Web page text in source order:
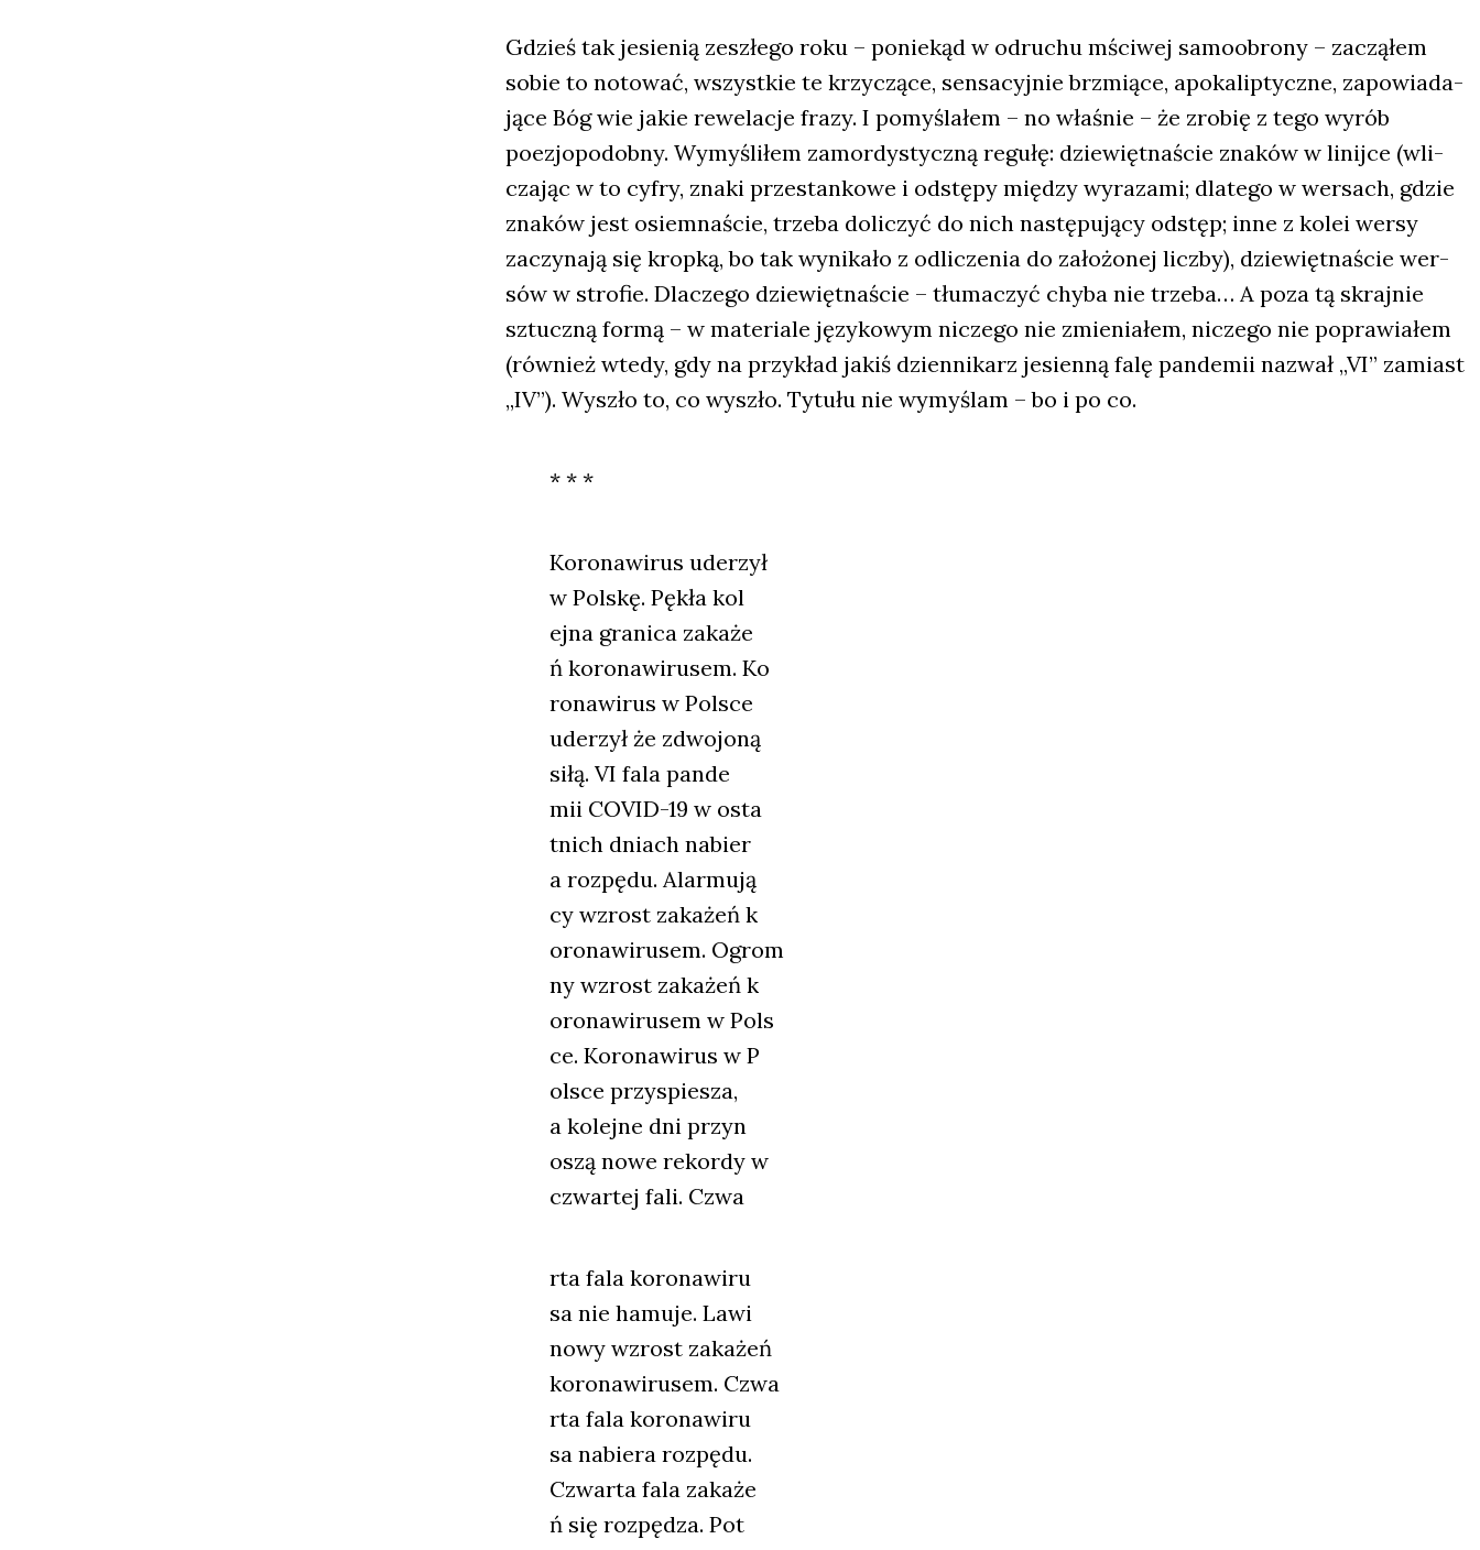
Gdzieś tak jesie­nią zeszłe­go roku – ponie­kąd w odru­chu mści­wej samo­obro­ny – zaczą­łem
sobie to noto­wać, wszyst­kie te krzy­czą­ce, sen­sa­cyj­nie brzmią­ce, apo­ka­lip­tycz­ne, zapo­wia­da­
ją­ce Bóg wie jakie rewe­la­cje fra­zy. I pomy­śla­łem – no wła­śnie – że zro­bię z tego wyrób
poezjo­po­dob­ny. Wymy­śli­łem zamor­dy­stycz­ną regu­łę: dzie­więt­na­ście zna­ków w linij­ce (wli­
cza­jąc w to cyfry, zna­ki prze­stan­ko­we i odstę­py mię­dzy wyra­za­mi; dla­te­go w wer­sach, gdzie
zna­ków jest osiem­na­ście, trze­ba doli­czyć do nich nastę­pu­ją­cy odstęp; inne z kolei wer­sy
zaczy­na­ją się krop­ką, bo tak wyni­ka­ło z odli­cze­nia do zało­żo­nej licz­by), dzie­więt­na­ście wer­
sów w stro­fie. Dla­cze­go dzie­więt­na­ście – tłu­ma­czyć chy­ba nie trze­ba… A poza tą skraj­nie
sztucz­ną for­mą – w mate­ria­le języ­ko­wym nicze­go nie zmie­nia­łem, nicze­go nie popra­wia­łem
(rów­nież wte­dy, gdy na przy­kład jakiś dzien­ni­karz jesien­ną falę pan­de­mii nazwał „VI” zamiast
„IV”). Wyszło to, co wyszło. Tytu­łu nie wymy­ślam – bo i po co.
* * *
Koro­na­wi­rus ude­rzył
w Pol­skę. Pękła kol
ejna gra­ni­ca zaka­że
ń koro­na­wi­ru­sem. Ko
rona­wi­rus w Pol­sce
ude­rzył że zdwo­jo­ną
siłą. VI fala pan­de
mii COVID-19 w osta
tnich dniach nabier
a roz­pę­du. Alar­mu­ją
cy wzrost zaka­żeń k
oro­na­wi­ru­sem. Ogrom
ny wzrost zaka­żeń k
oro­na­wi­ru­sem w Pols
ce. Koro­na­wi­rus w P
olsce przy­spie­sza,
a kolej­ne dni przyn
oszą nowe rekor­dy w
czwar­tej fali. Czwa
rta fala koro­na­wi­ru
sa nie hamu­je. Lawi
nowy wzrost zaka­żeń
koro­na­wi­ru­sem. Czwa
rta fala koro­na­wi­ru
sa nabie­ra roz­pę­du.
Czwar­ta fala zaka­że
ń się roz­pę­dza. Pot